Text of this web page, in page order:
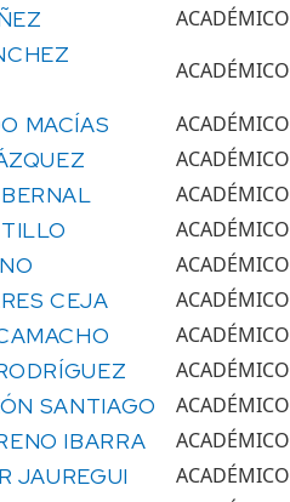
ACADÉMICO
ACADÉMICO
MACÍAS ACADÉMICO
ACADÉMICO
ACADÉMICO
ACADÉMICO
ACADÉMICO
CEJA ACADÉMICO
ACADÉMICO
ACADÉMICO
SANTIAGO ACADÉMICO
IBARRA ACADÉMICO
JAUREGUI ACADÉMICO